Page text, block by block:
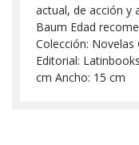
actual, de acción y
Baum Edad
Colección: Novelas
Editorial:
cm Ancho: 15 cm